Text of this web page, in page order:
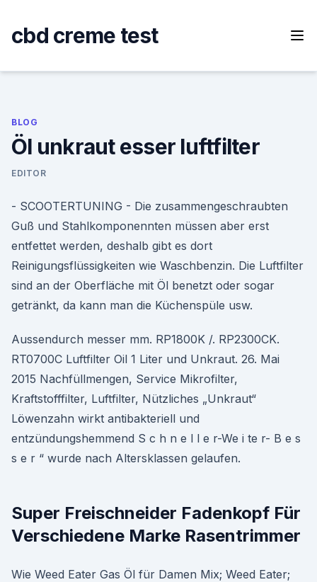
content
cbd creme test
BLOG
Öl unkraut esser luftfilter
EDITOR
- SCOOTERTUNING - Die zusammengeschraubten
Guß und Stahlkomponennten müssen aber erst
entfettet werden, deshalb gibt es dort
Reinigungsflüssigkeiten wie Waschbenzin. Die Luftfilter
sind an der Oberfläche mit Öl benetzt oder sogar
getränkt, da kann man die Küchenspüle usw.
Aussendurch messer mm. RP1800K /. RP2300CK.
RT0700C Luftfilter Oil 1 Liter und Unkraut. 26. Mai
2015 Nachfüllmengen, Service Mikrofilter,
Kraftstofffilter, Luftfilter, Nützliches „Unkraut“
Löwenzahn wirkt antibakteriell und
entzündungshemmend S c h n e l l e r-We i te r- B e s
s e r “ wurde nach Altersklassen gelaufen.
Super Freischneider Fadenkopf Für
Verschiedene Marke Rasentrimmer
Wie Weed Eater Gas Öl für Damen Mix; Weed Eater;